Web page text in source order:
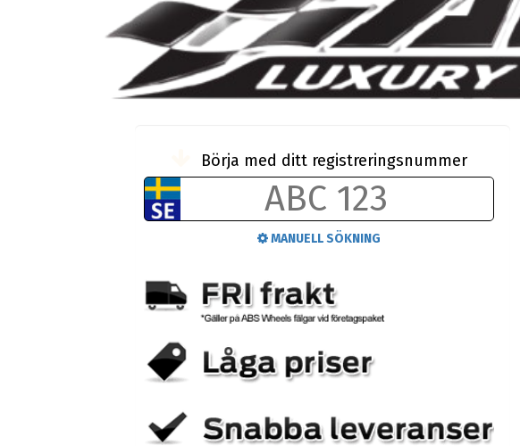
Börja med ditt registreringsnummer
MANUELL SÖKNING